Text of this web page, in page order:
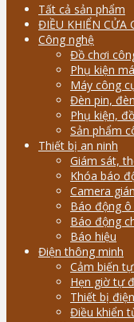
Tất cả sản phẩm
ĐIỀU KHIỂN CỬA
Công nghệ
Đồ chơi
Phụ kiện
Máy công
Đèn pin,
Phụ kiện,
Sản phẩm
Thiết bị an ninh
Giám sát,
Khóa báo
Camera
Báo động
Báo động
Báo hiệu
Điện thông minh
Cảm biến
Hẹn giờ tự
Thiết bị
Điều khiển